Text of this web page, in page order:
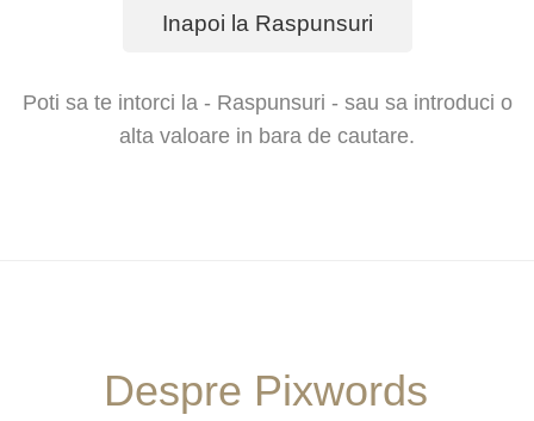
Inapoi la Raspunsuri
Poti sa te intorci la - Raspunsuri - sau sa introduci o
alta valoare in bara de cautare.
Despre Pixwords